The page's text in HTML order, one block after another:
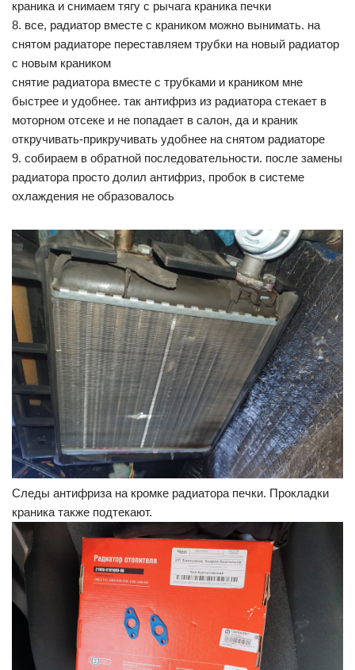
краника и снимаем тягу с рычага краника печки
8. все, радиатор вместе с краником можно вынимать. на
снятом радиаторе переставляем трубки на новый радиатор
с новым краником
снятие радиатора вместе с трубками и краником мне
быстрее и удобнее. так антифриз из радиатора стекает в
моторном отсеке и не попадает в салон, да и краник
откручивать-прикручивать удобнее на снятом радиаторе
9. собираем в обратной последовательности. после замены
радиатора просто долил антифриз, пробок в системе
охлаждения не образовалось
Следы антифриза на кромке радиатора печки. Прокладки
краника также подтекают.